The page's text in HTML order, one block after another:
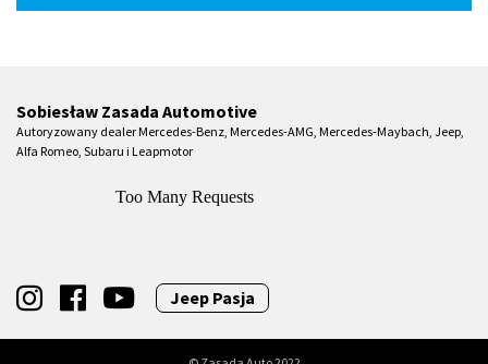
Sobiesław Zasada Automotive
Autoryzowany dealer Mercedes-Benz, Mercedes-AMG, Mercedes-Maybach, Jeep,
Alfa Romeo, Subaru i Leapmotor
Jeep Pasja